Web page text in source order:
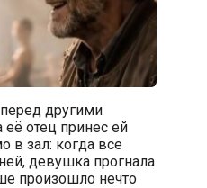
другими
отец принес ей
в зал: когда все
девушка прогнала
произошло нечто